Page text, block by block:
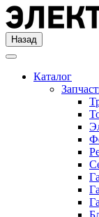
Назад
Каталог